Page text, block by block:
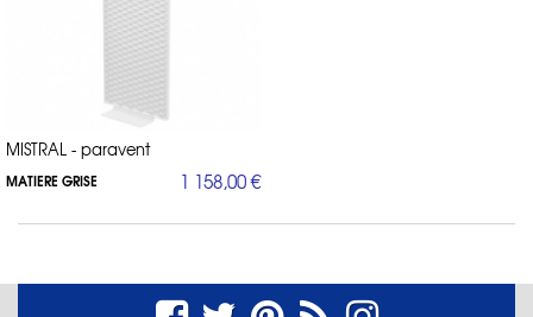
MISTRAL - paravent
MATIERE GRISE 1 158,00 €